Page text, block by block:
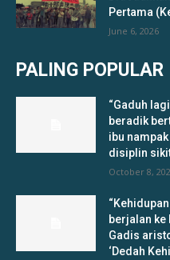
Pertama
June 6, 2026
PALING POPULAR
“Gaduh
beradik
ibu
disiplin
October 8,
berjalan ke
Gadis
‘Dedah